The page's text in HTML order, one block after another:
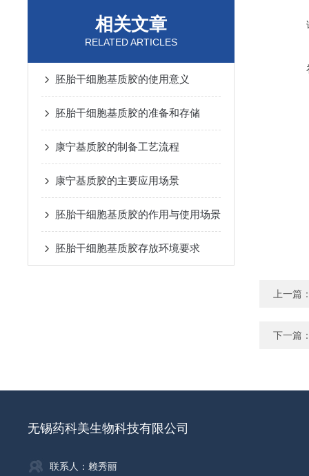
相关文章
RELATED ARTICLES
胚胎干细胞基质胶的使用意义
胚胎干细胞基质胶的准备和存储
康宁基质胶的制备工艺流程
康宁基质胶的主要应用场景
胚胎干细胞基质胶的作用与使用场景
胚胎干细胞基质胶存放环境要求
上一篇
下一篇
无锡药科美生物科技有限公司
联系人：赖秀丽